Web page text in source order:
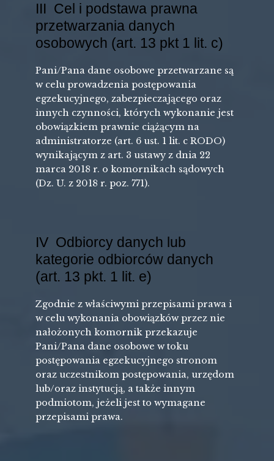
III Cel i podstawa prawna
przetwarzania danych
osobowych (art. 13 pkt 1 lit. c)
Pani/Pana dane osobowe przetwarzane są
w celu prowadzenia postępowania
egzekucyjnego, zabezpieczającego oraz
innych czynności, których wykonanie jest
obowiązkiem prawnie ciążącym na
administratorze (art. 6 ust. 1 lit. c RODO)
wynikającym z art. 3 ustawy z dnia 22
marca 2018 r. o komornikach sądowych
(Dz. U. z 2018 r. poz. 771).
IV Odbiorcy danych lub
kategorie odbiorców danych
(art. 13 pkt. 1 lit. e)
Zgodnie z właściwymi przepisami prawa i
w celu wykonania obowiązków przez nie
nałożonych komornik przekazuje
Pani/Pana dane osobowe w toku
postępowania egzekucyjnego stronom
oraz uczestnikom postępowania, urzędom
lub/oraz instytucją, a także innym
podmiotom, jeżeli jest to wymagane
przepisami prawa.